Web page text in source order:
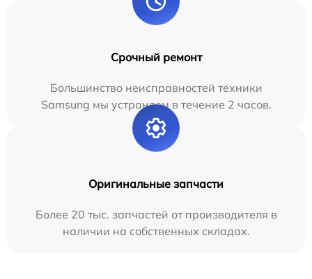
Срочный ремонт
Большинство неисправностей техники
Samsung мы устраняем в течение 2 часов.
Оригинальные запчасти
Более 20 тыс. запчастей от производителя в
наличии на собственных складах.